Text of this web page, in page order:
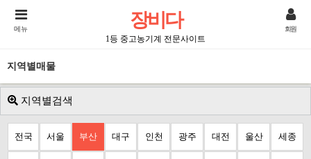
장비다
1등 중고농기계 전문사이트
메뉴 회원
지역별매물
지역별검색
전국 서울 부산 대구 인천 광주 대전 울산 세종